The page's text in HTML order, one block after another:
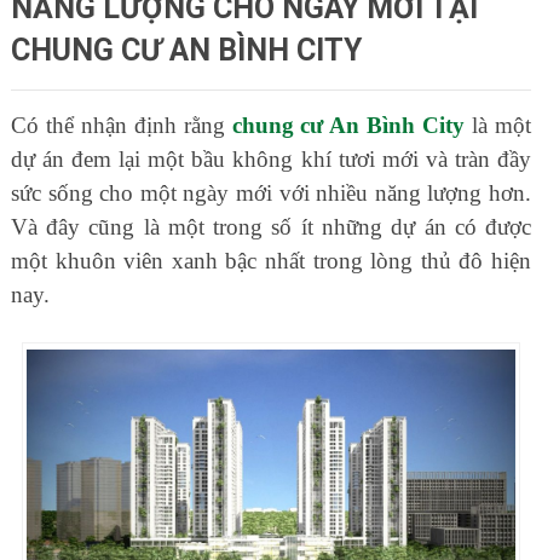
NĂNG LƯỢNG CHO NGÀY MỚI TẠI
CHUNG CƯ AN BÌNH CITY
Có thể nhận định rằng chung cư An Bình City là một
dự án đem lại một bầu không khí tươi mới và tràn đầy
sức sống cho một ngày mới với nhiều năng lượng hơn.
Và đây cũng là một trong số ít những dự án có được
một khuôn viên xanh bậc nhất trong lòng thủ đô hiện
nay.